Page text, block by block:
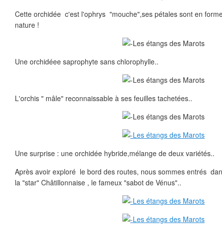
Cette orchidée c'est l'ophrys "mouche",ses pétales sont en
nature !
Une orchidéee saprophyte sans chlorophylle..
L'orchis " mâle" reconnaissable à ses feuilles tachetées..
Une surprise : une orchidée hybride,mélange de deux variétés..
Après avoir exploré le bord des routes, nous sommes entrés
la "star" Châtillonnaise , le fameux "sabot de Vénus"..